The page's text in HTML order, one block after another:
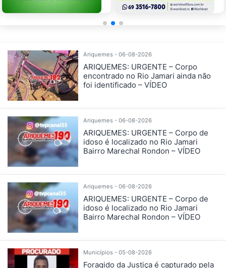
Ariquemes - 06-08-2026
ARIQUEMES: URGENTE – Corpo
encontrado no Rio Jamari ainda não
foi identificado – VÍDEO
Ariquemes - 06-08-2026
ARIQUEMES: URGENTE – Corpo de
idoso é localizado no Rio Jamari
Bairro Marechal Rondon – VÍDEO
Ariquemes - 06-08-2026
ARIQUEMES: URGENTE – Corpo de
idoso é localizado no Rio Jamari
Bairro Marechal Rondon – VÍDEO
Municípios - 05-08-2026
Foragido da Justiça é capturado pela